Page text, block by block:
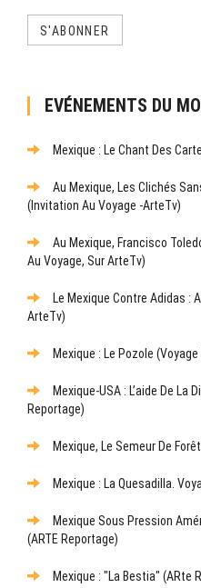
S'ABONNER
EVÉNEMENTS DU
Mexique : Le Chant Des
Au Mexique, Les Clichés
(Invitation Au Voyage -ArteTv)
Au Mexique, Francisco
Au Voyage, Sur ArteTv)
Le Mexique Contre Adidas :
ArteTv)
Mexique : Le Pozole
Mexique-USA : L’aide De La
Reportage)
Mexique, Le Semeur De
Mexique : La Quesadilla.
Mexique Sous Pression
(ARTE Reportage)
Mexique : "La Bestia" (ARte